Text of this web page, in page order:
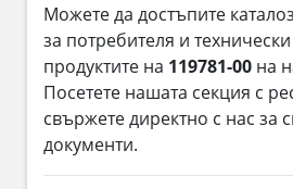
Можете да достъпите
за потребителя и
продуктите на 119781-00 на
Посетете нашата секция с
свържете директно с нас за
документи.